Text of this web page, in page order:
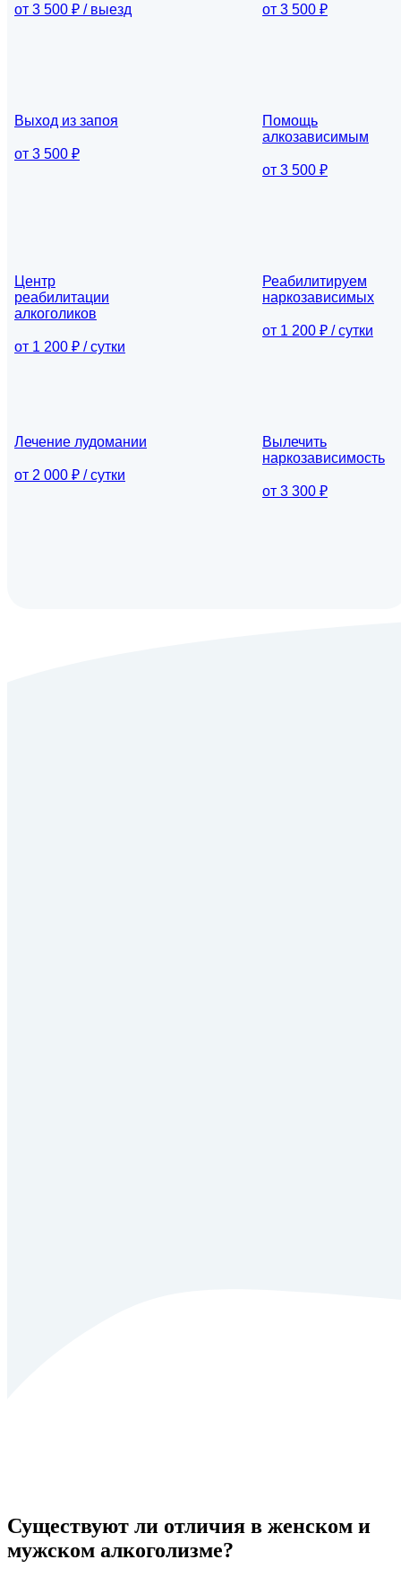
от 3 500 ₽ / выезд от 3 500 ₽
Выход из запоя
от 3 500 ₽
Помощь
алкозависимым
от 3 500 ₽
Центр
реабилитации
алкоголиков
от 1 200 ₽ / сутки
Реабилитируем
наркозависимых
от 1 200 ₽ / сутки
Лечение лудомании
от 2 000 ₽ / сутки
Вылечить
наркозависимость
от 3 300 ₽
Существуют ли отличия в женском и
мужском алкоголизме?